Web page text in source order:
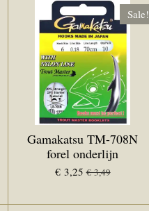
Sale!
Gamakatsu TM-708N
forel onderlijn
€ 3,25 € 3,49